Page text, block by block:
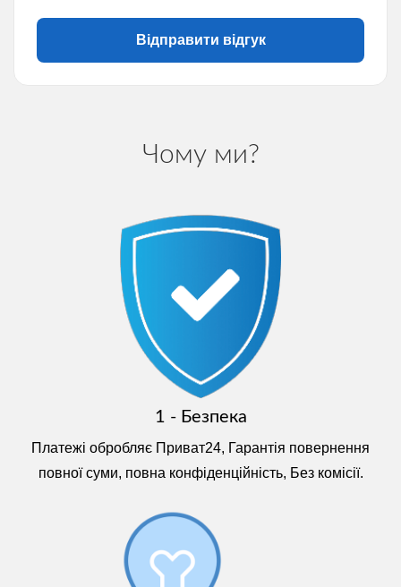
Відправити відгук
Чому ми?
1 - Безпека
Платежі обробляє Приват24, Гарантія повернення
повної суми, повна конфіденційність, Без комісії.